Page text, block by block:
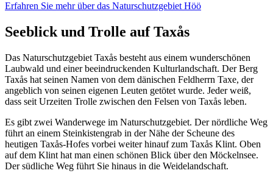
Erfahren Sie mehr über das Naturschutzgebiet Höö
Seeblick und Trolle auf Taxås
Das Naturschutzgebiet Taxås besteht aus einem wunderschönen
Laubwald und einer beeindruckenden Kulturlandschaft. Der Berg
Taxås hat seinen Namen von dem dänischen Feldherrn Taxe, der
angeblich von seinen eigenen Leuten getötet wurde. Jeder weiß,
dass seit Urzeiten Trolle zwischen den Felsen von Taxås leben.
Es gibt zwei Wanderwege im Naturschutzgebiet. Der nördliche Weg
führt an einem Steinkistengrab in der Nähe der Scheune des
heutigen Taxås-Hofes vorbei weiter hinauf zum Taxås Klint. Oben
auf dem Klint hat man einen schönen Blick über den Möckelnsee.
Der südliche Weg führt Sie hinaus in die Weidelandschaft.